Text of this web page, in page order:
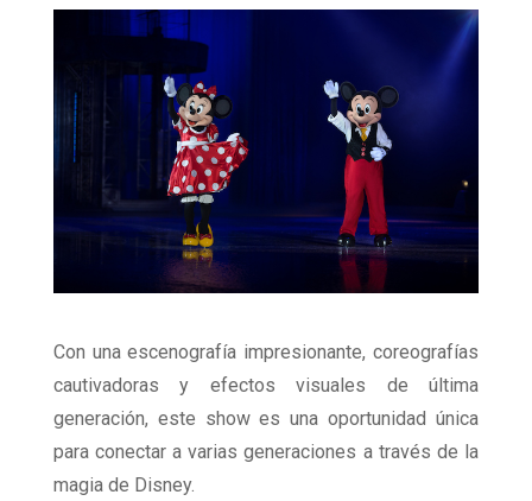
Con una escenografía impresionante, coreografías
cautivadoras y efectos visuales de última
generación, este show es una oportunidad única
para conectar a varias generaciones a través de la
magia de Disney.